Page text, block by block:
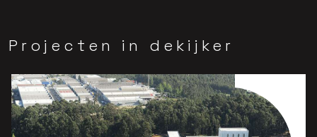
Projecten in dekijker